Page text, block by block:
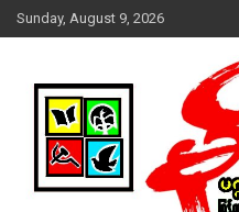
Skip
to
Sunday, August 9, 2026